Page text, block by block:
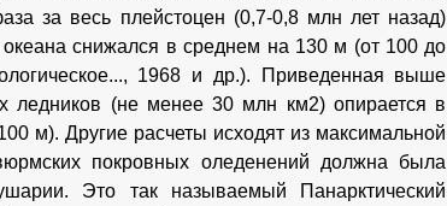
за весь плейстоцен (0,7-0,8 млн лет назад)
океана снижался в среднем на 130 м (от 100 до
1968 и др.). Приведенная выше
ледников (не менее 30 млн км2) опирается в
м). Другие расчеты исходят из максимальной
покровных оледенений должна была
Это так называемый Панарктический